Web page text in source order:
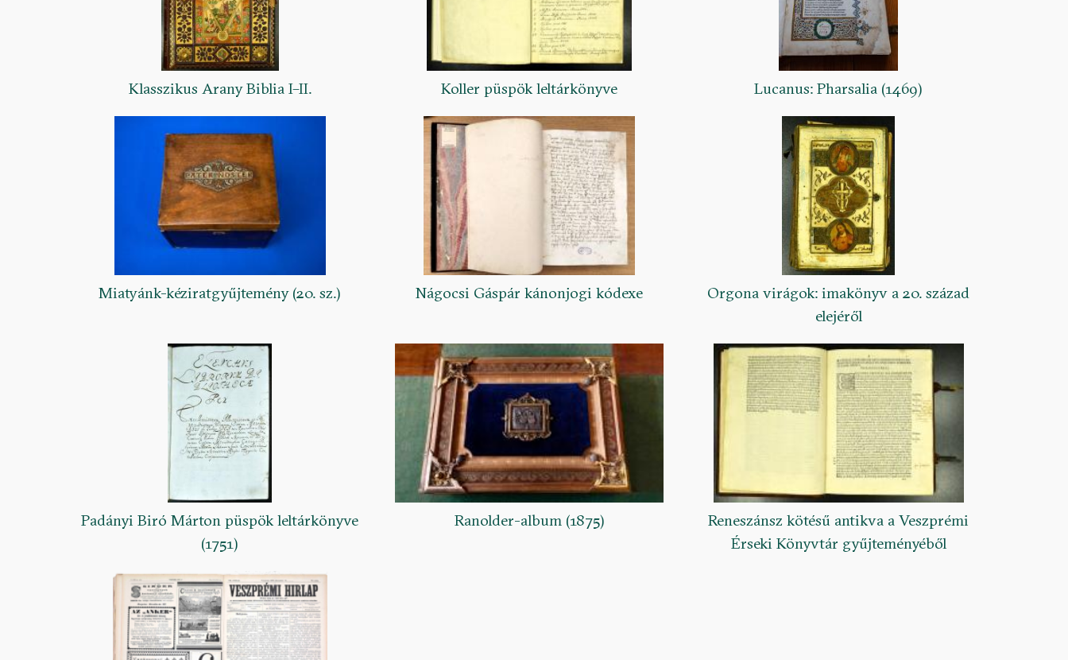
Klasszikus Arany Biblia I–II. Koller püspök leltárkönyve Lucanus: Pharsalia (1469)
Miatyánk-kéziratgyűjtemény (20. sz.) Nágocsi Gáspár kánonjogi kódexe
Orgona virágok: imakönyv a 20. század
elejéről
Padányi Biró Márton püspök leltárkönyve
(1751)
Ranolder-album (1875)
Reneszánsz kötésű antikva a Veszprémi
Érseki Könyvtár gyűjteményéből